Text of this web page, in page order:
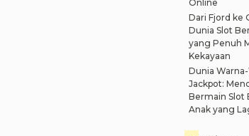
Online
Dari Fjord ke
Dunia Slot
yang Penuh
Kekayaan
Dunia
Jackpot:
Bermain Slot
Anak yang